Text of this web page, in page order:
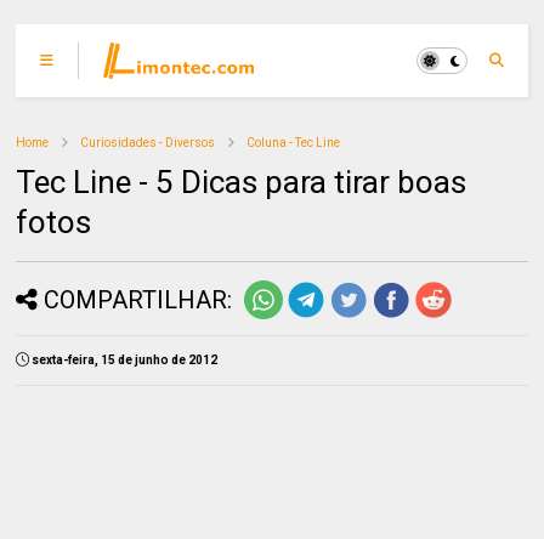
Home Curiosidades - Diversos Coluna - Tec Line
Tec Line - 5 Dicas para tirar boas
fotos
COMPARTILHAR:
sexta-feira, 15 de junho de 2012